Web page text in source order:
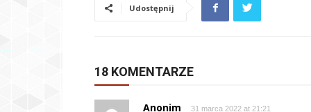
Udostępnij
18 KOMENTARZE
Anonim 31 marca 2022 at 21:21